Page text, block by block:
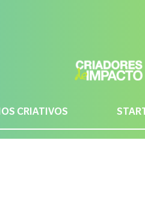
CRIATIVOS